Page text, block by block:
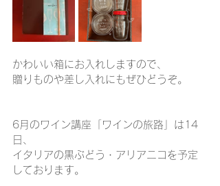
かわいい箱にお入れしますので、
贈りものや差し入れにもぜひどうぞ。
6月のワイン講座「ワインの旅路」は14
日、
イタリアの黒ぶどう・アリアニコを予定
しております。